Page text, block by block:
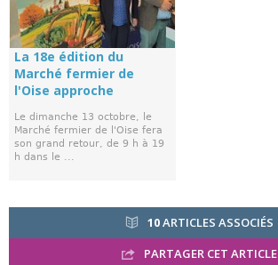
La 18e édition du
Marché fermier de
l'Oise approche
Le dimanche 13 octobre, le
Marché fermier de l'Oise fera
son grand retour, de 9 h à 19
h dans le ...
10ARTICLES ASSOCIÉS
PARTAGER CET ARTICLE